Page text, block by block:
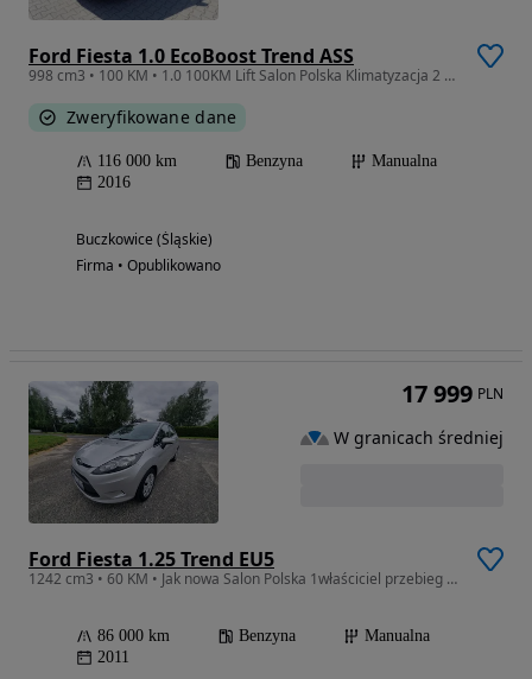
Ford Fiesta 1.0 EcoBoost Trend ASS
998 cm3 • 100 KM • 1.0 100KM Lift Salon Polska Klimatyzacja 2 Właściciel
Zweryfikowane dane
116 000 km Benzyna
Manualna
2016
Buczkowice (Śląskie)
Firma • Opublikowano
Ford Fiesta 1.25 Trend EU5
1242 cm3 • 60 KM • Jak nowa Salon Polska 1właściciel przebieg tylko 86 tyś km serwis
86 000 km Benzyna
Manualna
2011
17 999 PLN
W granicach średniej